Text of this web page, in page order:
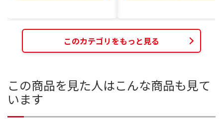
このカテゴリをもっと見る
この商品を見た人はこんな商品も見て
います